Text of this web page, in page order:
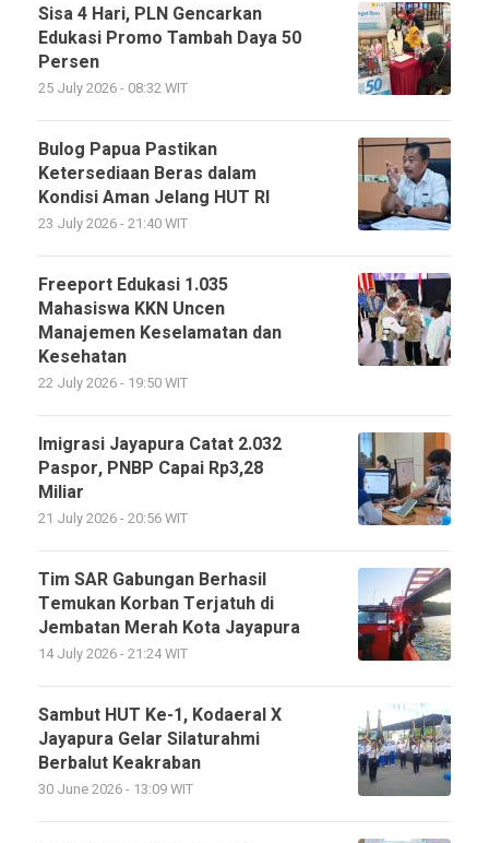
Sisa 4 Hari, PLN Gencarkan
Edukasi Promo Tambah Daya 50
Persen
25 July 2026 - 08:32 WIT
Bulog Papua Pastikan
Ketersediaan Beras dalam
Kondisi Aman Jelang HUT RI
23 July 2026 - 21:40 WIT
Freeport Edukasi 1.035
Mahasiswa KKN Uncen
Manajemen Keselamatan dan
Kesehatan
22 July 2026 - 19:50 WIT
Imigrasi Jayapura Catat 2.032
Paspor, PNBP Capai Rp3,28
Miliar
21 July 2026 - 20:56 WIT
Tim SAR Gabungan Berhasil
Temukan Korban Terjatuh di
Jembatan Merah Kota Jayapura
14 July 2026 - 21:24 WIT
Sambut HUT Ke-1, Kodaeral X
Jayapura Gelar Silaturahmi
Berbalut Keakraban
30 June 2026 - 13:09 WIT